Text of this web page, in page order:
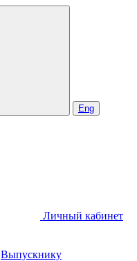
Eng
Личный кабинет
Выпускнику